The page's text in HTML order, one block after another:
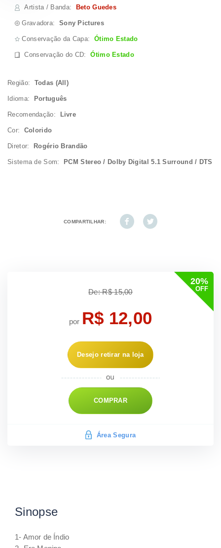
Artista / Banda: Beto Guedes
Gravadora: Sony Pictures
Conservação da Capa: Ótimo Estado
Conservação do CD:Ótimo Estado
Região: Todas (All)
Idioma: Português
Recomendação: Livre
Cor: Colorido
Diretor: Rogério Brandão
Sistema de Som: PCM Stereo / Dolby Digital 5.1 Surround / DTS
COMPARTILHAR:
20%
OFF
De: R$ 15,00
por R$ 12,00
Desejo retirar na loja
COMPRAR
Área Segura
Sinopse
1- Amor de Índio